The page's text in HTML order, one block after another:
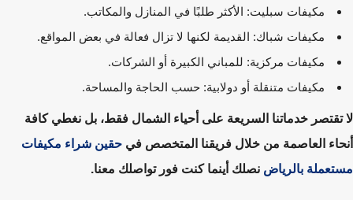
مكيفات سبليت:الأكثر طلبًا في المنازل والمكاتب.
مكيفات شباك:القديمة لكنها لا تزال فعالة في بعض المواقع.
مكيفات مركزية: للمباني الكبيرة أو الشركات.
مكيفات متنقلة أو دولابية:حسب الحاجة والمساحة.
خدماتنا السريعة على أحياء الشمال فقط، بل نغطي كافة
العاصمة من خلال فريقنا المتخصص فيحقين شراء مكيفات
بالرياضنصلك أينما كنت فور تواصلك معنا.